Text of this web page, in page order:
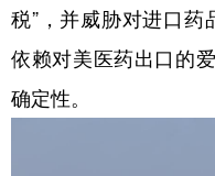
学术中国 乡村振
城市 旅游
税”，并威胁对进口药
依赖对美医药出口的
确定性。